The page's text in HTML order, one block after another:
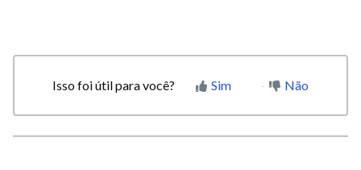
Isso foi útil para você? Sim Não